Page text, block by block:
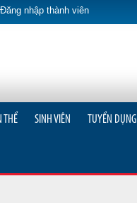
Đăng nhập thành viên
THỂ SINH VIÊN TUYỂN DỤNG